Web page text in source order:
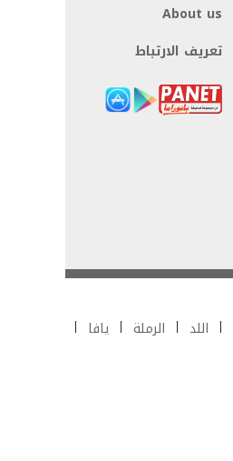
About us
تعريف الارتباط
اللد الرملة يافا